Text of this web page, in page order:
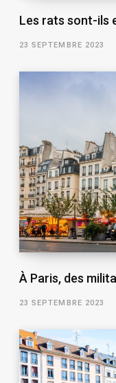
Les rats sont-ils
23 SEPTEMBRE 2023
À Paris, des
23 SEPTEMBRE 2023